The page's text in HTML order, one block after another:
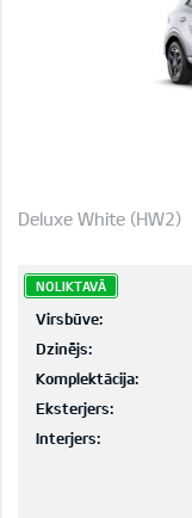
Deluxe White (HW2)
NOLIKTAVĀ
Virsbūve:
Dzinējs:
Komplektācija:
Eksterjers:
Interjers: